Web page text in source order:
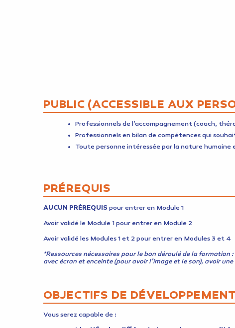
PUBLIC (ACCESSIBLE AUX
Professionnels de l’accompagnement (coach,
Professionnels en bilan de compétences qui
Toute personne intéressée par la nature humaine
PRÉREQUIS
AUCUN PRÉREQUIS pour entrer en Module 1
Avoir validé le Module 1 pour entrer en Module 2
Avoir validé les Modules 1 et 2 pour entrer en Modules 3 et 4
*Ressources nécessaires pour le bon déroulé de la
avec écran et enceinte (pour avoir l’image et le son), avoir
OBJECTIFS DE
Vous serez capable de :